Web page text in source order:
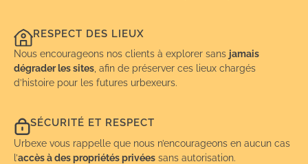
RESPECT DES LIEUX
Nous encourageons nos clients à explorer sans jamais
dégrader les sites , afin de préserver ces lieux chargés
d’histoire pour les futures urbexeurs.
SÉCURITÉ ET RESPECT
Urbexe vous rappelle que nous n’encourageons en aucun cas
l’accès à des propriétés privées sans autorisation.